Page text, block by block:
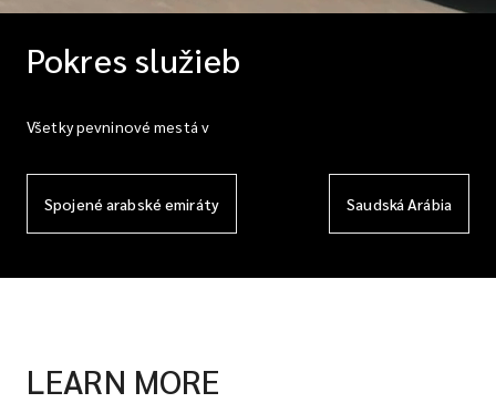
Pokres služieb
Všetky pevninové mestá v
Spojené arabské emiráty Saudská Arábia
LEARN MORE